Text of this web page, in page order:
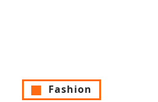
Fashion